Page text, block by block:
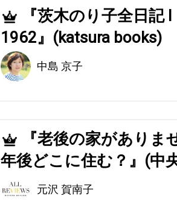
4
『茨木のり子全日記
1962』(katsura books)
中島 京子
5
『老後の家があり
年後どこに住む？』(中
元沢 賀南子